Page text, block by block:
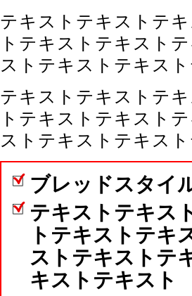
テキストテキストテ
トテキストテキスト
ストテキストテキス
テキストテキストテ
トテキストテキスト
ストテキストテキス
ブレッドスタイ
テキストテキス
トテキストテキ
ストテキストテ
キストテキスト